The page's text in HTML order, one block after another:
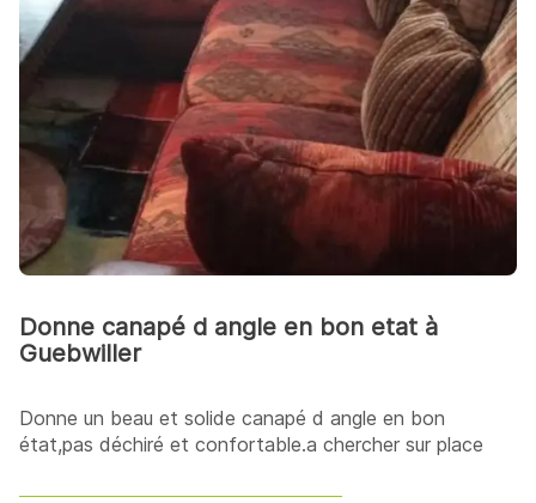
Donne canapé d angle en bon etat à
Guebwiller
Donne un beau et solide canapé d angle en bon
état,pas déchiré et confortable.a chercher sur place